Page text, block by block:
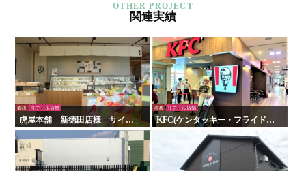
関連実績
看板 リテール店舗
虎屋本舗 新徳田店様 サイン
製作施工
看板 リテール店舗
KFC(ケンタッキー・フライド・
チキン)様 看板・サイン